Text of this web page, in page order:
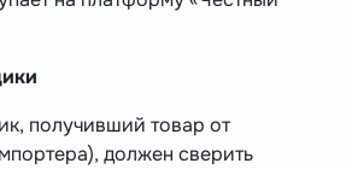
получивший товар от
должен сверить